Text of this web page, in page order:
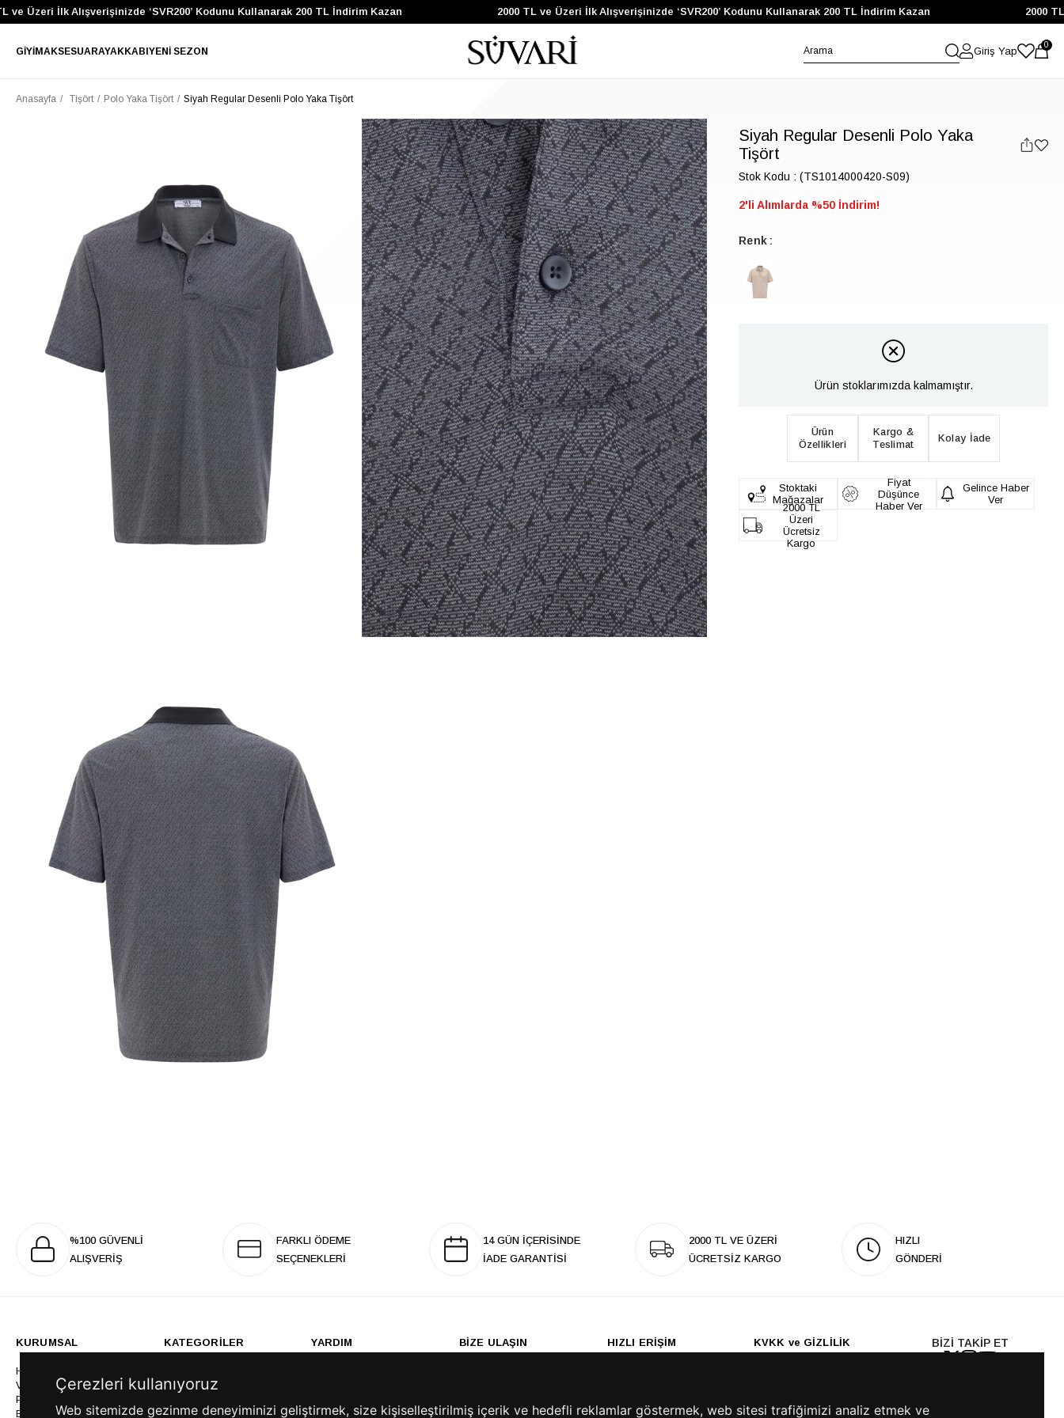
Üzeri İlk Alışverişinizde ‘SVR200’ Kodunu Kullanarak 200 TL İndirim Kazan 2000 TL ve Üzeri İlk Alışverişinizde ‘SVR200’ Kodunu Kullanarak 200 TL İndirim Kazan 2000 TL
GIYIMAKSESUARAYAKKABIYENI SEZON Giriş Yap
0
Anasayfa Tişört Polo Yaka Tişört Siyah Regular Desenli Polo Yaka Tişört
Siyah Regular Desenli Polo Yaka
Tişört
Stok Kodu (TS1014000420-S09)
2'li Alımlarda %50 İndirim!
Renk
Ürün stoklarımızda kalmamıştır.
Ürün
Özellikleri
Kargo &
Teslimat
Kolay İade
Stoktaki
Mağazalar
Fiyat
Düşünce
Haber Ver
Gelince Haber
Ver
2000 TL
Üzeri
Ücretsiz
Kargo
%100 GÜVENLİ
ALIŞVERİŞ
FARKLI ÖDEME
SEÇENEKLERİ
14 GÜN İÇERİSİNDE
İADE GARANTİSİ
2000 TL VE ÜZERİ
ÜCRETSİZ KARGO
HIZLI
GÖNDERİ
KURUMSAL
Hakkımızda
Vizyonumuz & Misyonumuz
Politikalarımız
Bayilik
KATEGORİLER
Takım Elbise
Mont
YARDIM
İptal & İade Politikası
BİZE ULAŞIN HIZLI ERİŞİM KVKK ve GİZLİLİK
KVKK Açık Rıza Metni
BİZİ TAKİP ET
Çerezleri kullanıyoruz
Web sitemizde gezinme deneyiminizi geliştirmek, size kişiselleştirilmiş içerik ve hedefli reklamlar göstermek, web sitesi trafiğimizi analiz etmek ve